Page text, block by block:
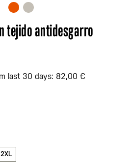
tejido antidesgarro
last 30 days: 82,00 €
2XL